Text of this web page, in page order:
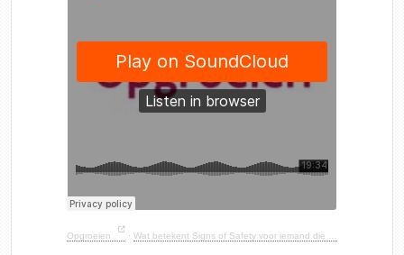
Opgroeien · Wat betekent Signs of Safety voor iemand die al jaren in de hulpverlening zit?